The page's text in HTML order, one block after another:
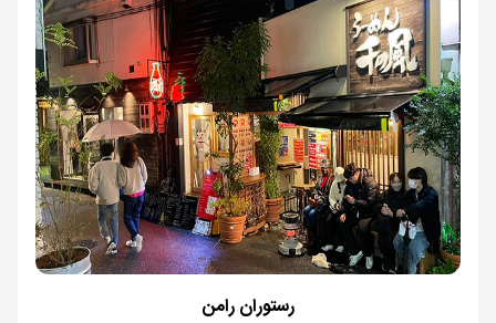
رستوران رامن